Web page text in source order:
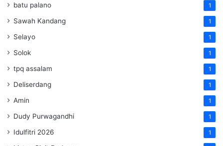
batu palano 1
Sawah Kandang 1
Selayo 1
Solok 1
tpq assalam 1
Deliserdang 1
Amin 1
Dudy Purwagandhi 1
Idulfitri 2026 1